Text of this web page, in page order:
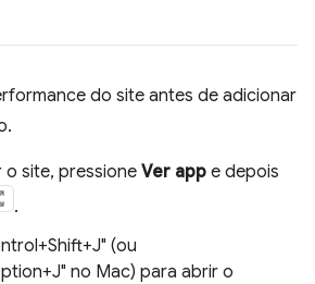
do site antes de adicionar
o site, pressione Ver app e depois
.
(ou
no Mac) para abrir o